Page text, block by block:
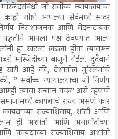
जो सर्वोच्च न्यायालयाचा
गोष्टी आपल्या सेवेमध्ये सादर
निराशाजनक आणि वेदनादायक
पद्धतीने आपला पक्ष ठेवण्यात आला
हा खटला लढला होता त्यावरून
मस्जिदीच्या बाजूने येईल. दुर्दैवाने
खरी आहे की, देशातील मुस्लिमांचे
सर्वोच्च न्यायालयाचा जो निर्णय
त्याचा सन्मान करू” असे म्हणणे
कायद्याचे राज्य असणे फार
राज्याशिवाय, शांती आणि
ही अशांती आणि अनागोंदीच्या
कायद्याच्या राज्याशिवाय अशांती